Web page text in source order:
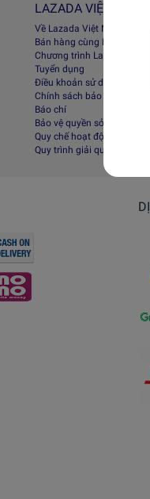
LAZADA VIỆT NAM
Về Lazada Việt Nam
Bán hàng cùng Lazada
Chương trình Lazada
Tuyển dụng
Điều khoản sử dụng
Chính sách bảo mật
Báo chí
Bảo vệ quyền sở hữu trí tuệ
Quy chế hoạt động sàn
Quy trình giải quyết tranh